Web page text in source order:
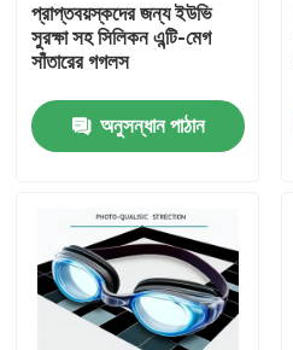
পণ্য
আমাদের সম্পর্কে
প্রাপ্তবয়স্কদের জন্য ইউভি
সুরক্ষা সহ সিলিকন এন্টি-মেগ
সাঁতারের গগলস
অনুসন্ধান পাঠান